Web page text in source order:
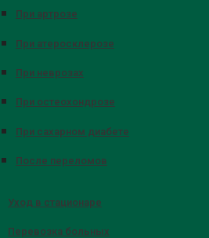
При артрозе
При атеросклерозе
При неврозах
При остеохондрозе
При сахарном диабете
После переломов
Уход в стационаре
Перевозка больных